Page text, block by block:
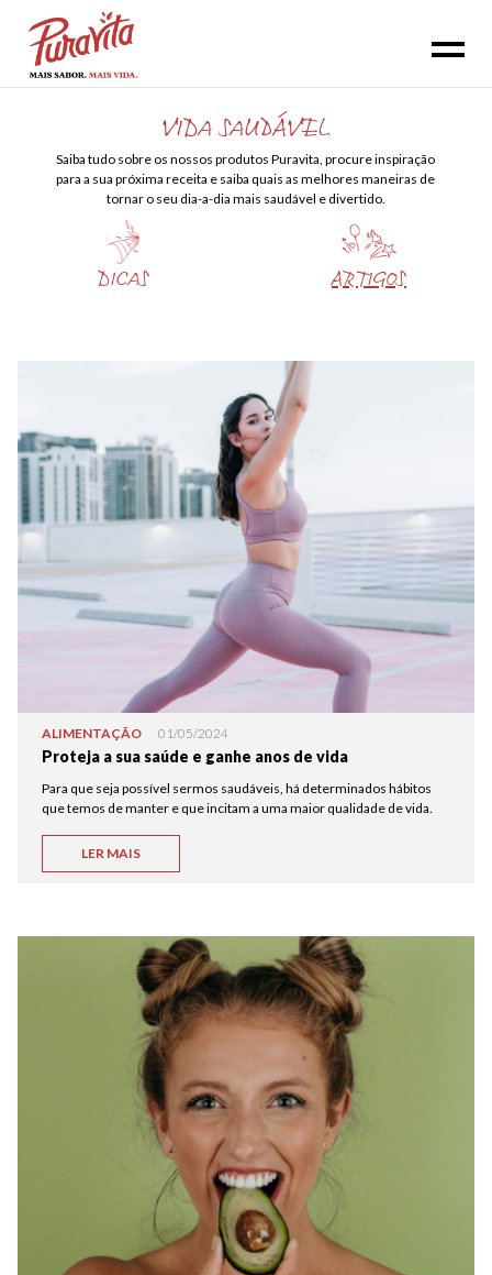
VIDA SAUDÁVEL
Saiba tudo sobre os nossos produtos Puravita, procure inspiração
para a sua próxima receita e saiba quais as melhores maneiras de
tornar o seu dia-a-dia mais saudável e divertido.
DICAS ARTIGOS
ALIMENTAÇÃO 01/05/2024
Proteja a sua saúde e ganhe anos de vida
Para que seja possível sermos saudáveis, há determinados hábitos
que temos de manter e que incitam a uma maior qualidade de vida.
LER MAIS